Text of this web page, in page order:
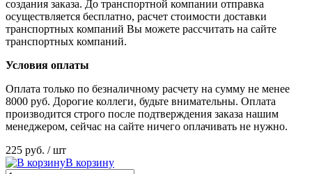
создания заказа. До транспортной компании отправка
осуществляется бесплатно, расчет стоимости доставки
транспортных компаний Вы можете рассчитать на сайте
транспортных компаний.
Условия оплаты
Оплата только по безналичному расчету на сумму не менее
8000 руб. Дорогие коллеги, будьте внимательны. Оплата
производится строго после подтверждения заказа нашим
менеджером, сейчас на сайте ничего оплачивать не нужно.
225 руб. / шт
В корзину